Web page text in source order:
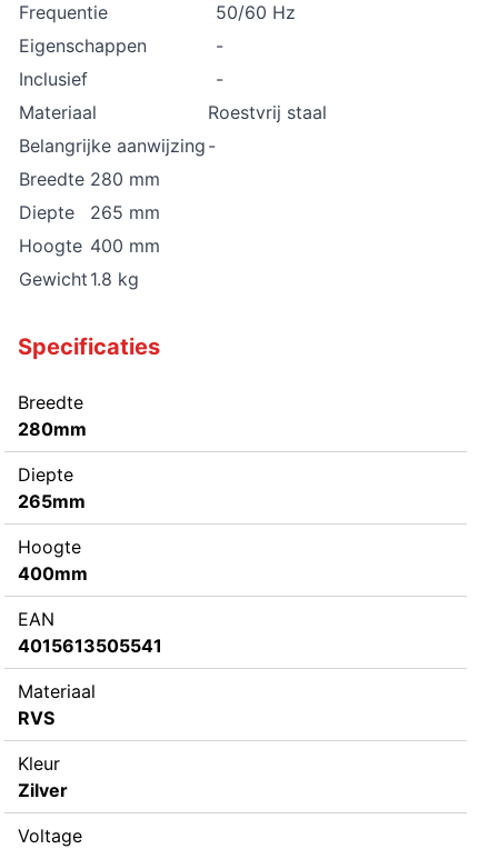
Frequentie
50/60 Hz
Eigenschappen
-
Inclusief
-
Materiaal
Roestvrij staal
Belangrijke aanwijzing -
Breedte 280 mm
Diepte
265 mm
Hoogte 400 mm
Gewicht 1.8 kg
Specificaties
Breedte
280mm
Diepte
265mm
Hoogte
400mm
EAN
4015613505541
Materiaal
RVS
Kleur
Zilver
Voltage